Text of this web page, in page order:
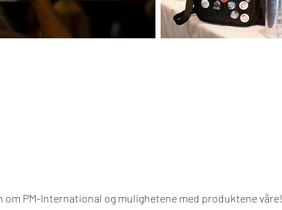
PM-International og mulighetene med produktene våre!